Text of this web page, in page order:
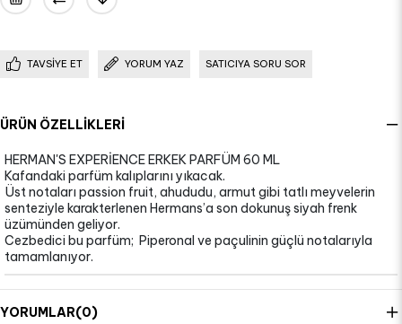
TAVSIYE ET YORUM YAZ SATICIYA SORU SOR
ÜRÜN ÖZELLIKLERI
HERMAN'S EXPERİENCE ERKEK PARFÜM 60 ML
Kafandaki parfüm kalıplarını yıkacak.
Üst notaları passion fruit, ahududu, armut gibi tatlı meyvelerin
senteziyle karakterlenen Hermans’a son dokunuş siyah frenk
üzümünden geliyor.
Cezbedici bu parfüm; Piperonal ve paçulinin güçlü notalarıyla
tamamlanıyor.
YORUMLAR(0)